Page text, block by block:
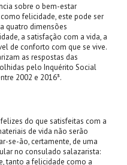
sobre o bem-estar
felicidade, este pode ser
quatro dimensões
a satisfação com a vida, a
de conforto com que se vive.
as respostas das
pelo Inquérito Social
2002 e 2016³.
do que satisfeitas com a
de vida não serão
se-ão, certamente, de uma
no consulado salazarista:
tanto a felicidade como a